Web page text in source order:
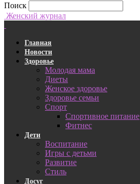
Поиск
Женский журнал
Главная
Новости
Здоровье
Молодая мама
Диеты
Женское здоровье
Здоровье семьи
Спорт
Спортивное питание
Фитнес
Дети
Воспитание
Игры с детьми
Развитие
Стиль
Досуг